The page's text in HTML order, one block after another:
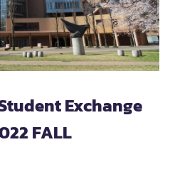
Exchange
FALL